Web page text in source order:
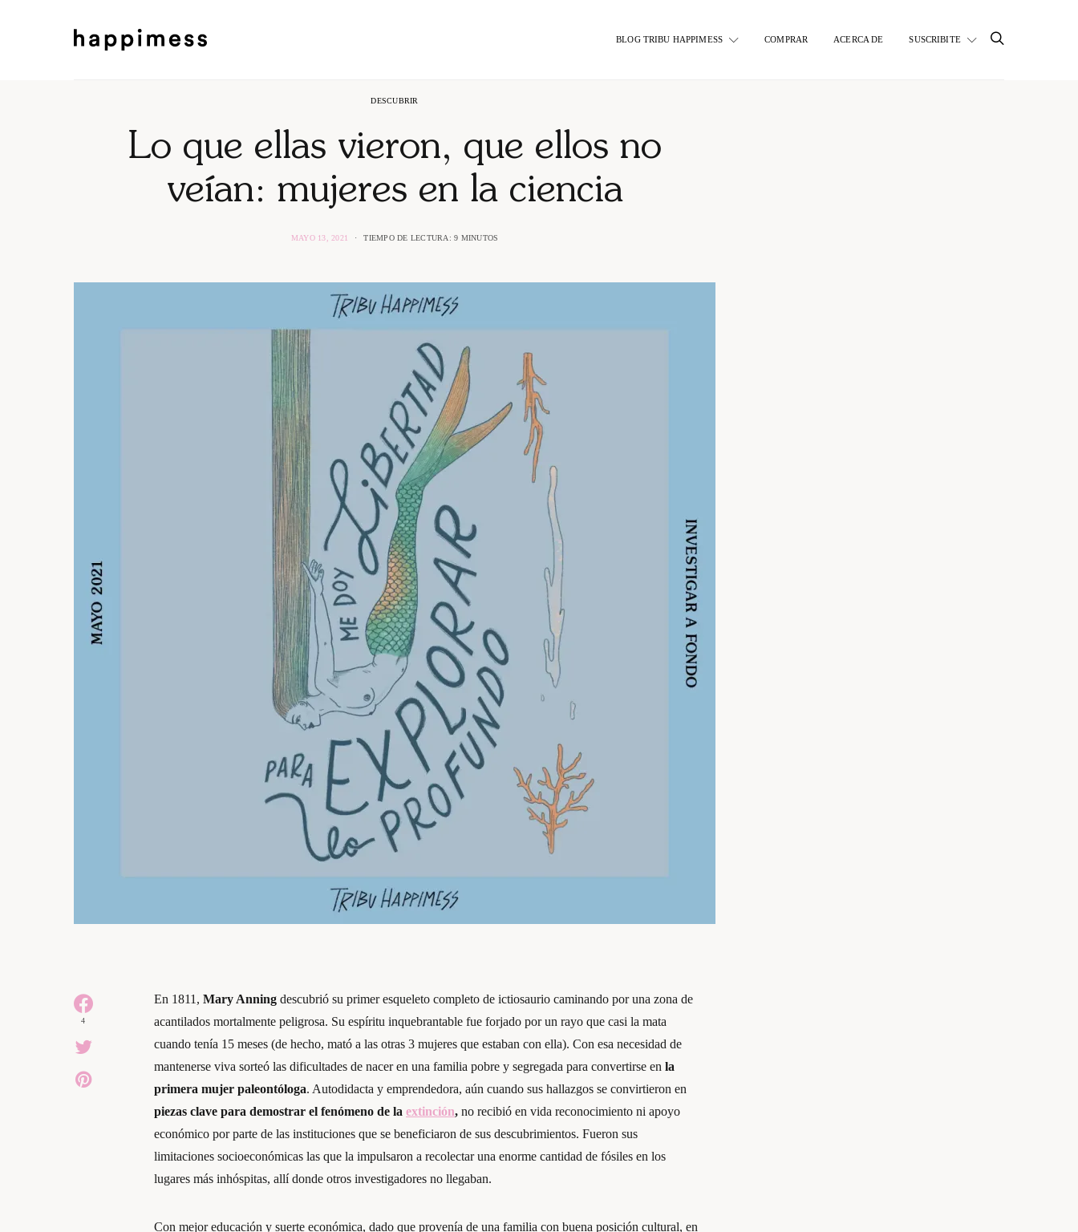
BLOG TRIBU HAPPIMESS COMPRAR ACERCA DE SUSCRIBITE
DESCUBRIR
Lo que ellas vieron, que ellos no
veían: mujeres en la ciencia
MAYO 13, 2021 TIEMPO DE LECTURA: 9 MINUTOS
4
En 1811, Mary Anning descubrió su primer esqueleto completo de ictiosaurio caminando por una zona de
acantilados mortalmente peligrosa. Su espíritu inquebrantable fue forjado por un rayo que casi la mata
cuando tenía 15 meses (de hecho, mató a las otras 3 mujeres que estaban con ella). Con esa necesidad de
mantenerse viva sorteó las dificultades de nacer en una familia pobre y segregada para convertirse en la
primera mujer paleontóloga. Autodidacta y emprendedora, aún cuando sus hallazgos se convirtieron en
piezas clave para demostrar el fenómeno de la extinción, no recibió en vida reconocimiento ni apoyo
económico por parte de las instituciones que se beneficiaron de sus descubrimientos. Fueron sus
limitaciones socioeconómicas las que la impulsaron a recolectar una enorme cantidad de fósiles en los
lugares más inhóspitas, allí donde otros investigadores no llegaban.
Con mejor educación y suerte económica, dado que provenía de una familia con buena posición cultural, en